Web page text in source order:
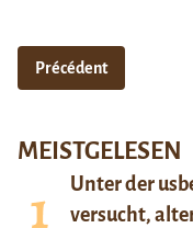
Précédent
MEISTGELESEN
Unter der
versucht,